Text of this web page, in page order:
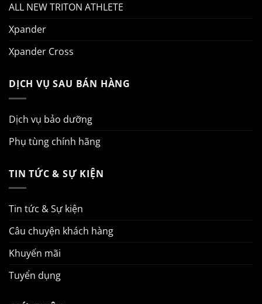
ALL NEW TRITON ATHLETE
Xpander
Xpander Cross
DỊCH VỤ SAU BÁN HÀNG
Dịch vụ bảo dưỡng
Phụ tùng chính hãng
TIN TỨC & SỰ KIỆN
Tin tức & Sự kiện
Câu chuyện khách hàng
Khuyến mãi
Tuyển dụng